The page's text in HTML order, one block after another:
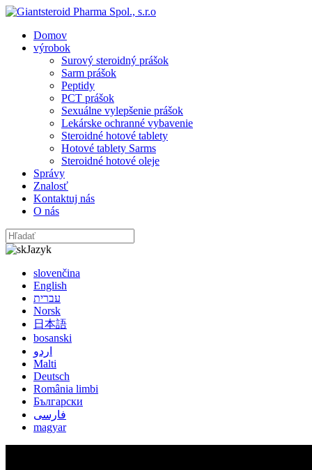
Domov
výrobok
Surový steroidný prášok
Sarm prášok
Peptidy
PCT prášok
Sexuálne vylepšenie prášok
Lekárske ochranné vybavenie
Steroidné hotové tablety
Hotové tablety Sarms
Steroidné hotové oleje
Správy
Znalosť
Kontaktuj nás
O nás
Jazyk
slovenčina
English
עברית
Norsk
日本語
bosanski
اردو
Malti
Deutsch
România limbi
Български
فارسی
magyar